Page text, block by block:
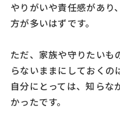
やりがいや責任感があり
方が多いはずです。
ただ、家族や守りたいも
らないままにしておくの
自分にとっては、知らな
かったです。